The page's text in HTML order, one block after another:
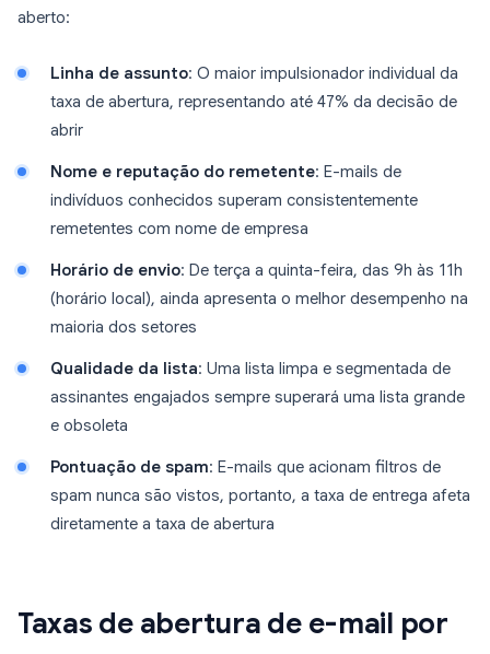
aberto:
Linha de assunto: O maior impulsionador individual da
taxa de abertura, representando até 47% da decisão de
abrir
Nome e reputação do remetente: E-mails de
indivíduos conhecidos superam consistentemente
remetentes com nome de empresa
Horário de envio: De terça a quinta-feira, das 9h às 11h
(horário local), ainda apresenta o melhor desempenho na
maioria dos setores
Qualidade da lista: Uma lista limpa e segmentada de
assinantes engajados sempre superará uma lista grande
e obsoleta
Pontuação de spam: E-mails que acionam filtros de
spam nunca são vistos, portanto, a taxa de entrega afeta
diretamente a taxa de abertura
Taxas de abertura de e-mail por